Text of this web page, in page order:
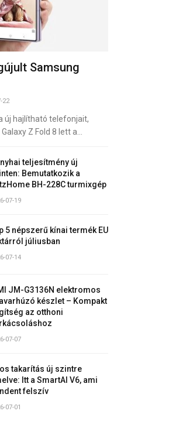
Samsung
22
új hajlítható telefonjait,
Z Fold 8 lett a…
teljesítmény új
Bemutatkozik a
BH-228C turmixgép
07-19
5 népszerű kínai termék EU
júliusban
07-14
JM-G3136N elektromos
készlet – Kompakt
az otthoni
07-07
takarítás új szintre
Itt a SmartAI V6, ami
felszív
07-01